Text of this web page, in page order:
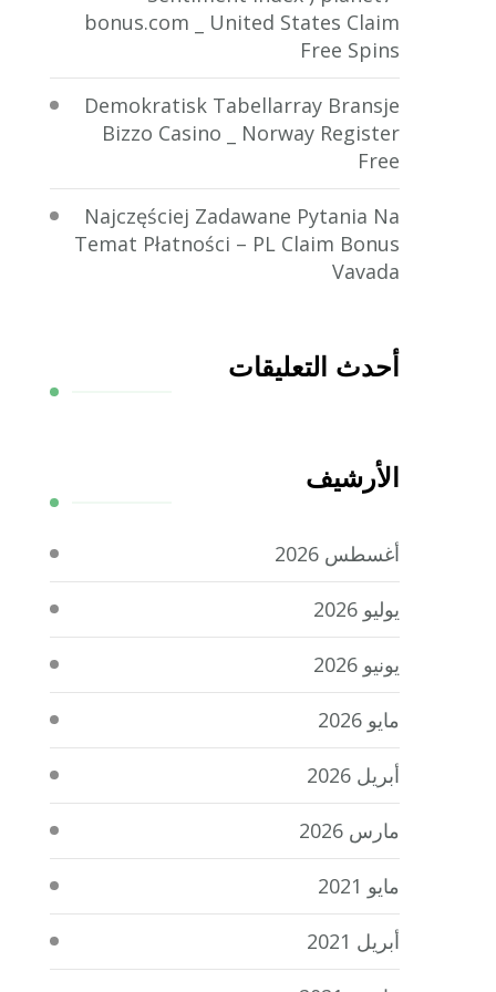
bonus.com _ United States Claim
Free Spins
Demokratisk Tabellarray Bransje
Bizzo Casino _ Norway Register
Free
Najczęściej Zadawane Pytania Na
Temat Płatności – PL Claim Bonus
Vavada
أحدث التعليقات
الأرشيف
أغسطس 2026
يوليو 2026
يونيو 2026
مايو 2026
أبريل 2026
مارس 2026
مايو 2021
أبريل 2021